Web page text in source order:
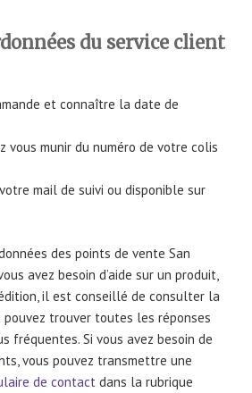
du service client
et connaître la date de
vous munir du numéro de votre colis
mail de suivi ou disponible sur
des points de vente San
avez besoin d’aide sur un produit,
il est conseillé de consulter la
pouvez trouver toutes les réponses
fréquentes. Si vous avez besoin de
vous pouvez transmettre une
de contact dans la rubrique